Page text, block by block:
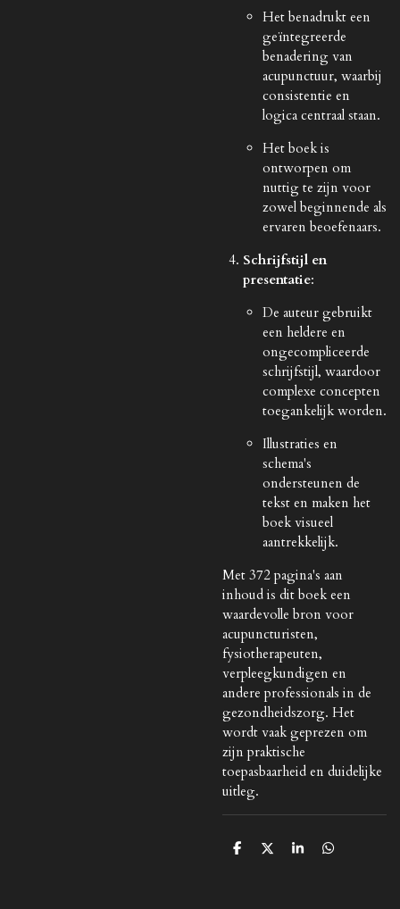
Het benadrukt een
geïntegreerde
benadering van
acupunctuur, waarbij
consistentie en
logica centraal staan.
Het boek is
ontworpen om
nuttig te zijn voor
zowel beginnende als
ervaren beoefenaars.
Schrijfstijl en
presentatie:
De auteur gebruikt
een heldere en
ongecompliceerde
schrijfstijl, waardoor
complexe concepten
toegankelijk worden.
Illustraties en
schema's
ondersteunen de
tekst en maken het
boek visueel
aantrekkelijk.
Met 372 pagina's aan
inhoud is dit boek een
waardevolle bron voor
acupuncturisten,
fysiotherapeuten,
verpleegkundigen en
andere professionals in de
gezondheidszorg. Het
wordt vaak geprezen om
zijn praktische
toepasbaarheid en duidelijke
uitleg.
D
D
S
D